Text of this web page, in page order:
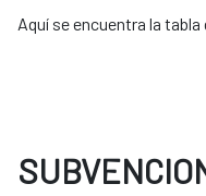
Aquí se encuentra la tabla